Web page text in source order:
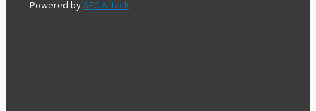
Powered bySEC Attack